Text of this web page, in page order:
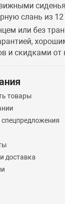
слань из
или без
и скидками от
товары
доставка